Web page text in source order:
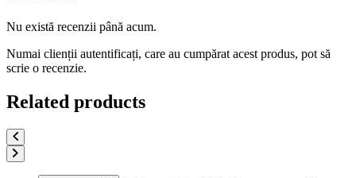
Nu există recenzii până acum.
Numai clienții autentificați, care au cumpărat acest produs, pot să
scrie o recenzie.
Related products